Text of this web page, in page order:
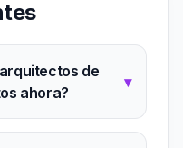
de
ahora?
▾